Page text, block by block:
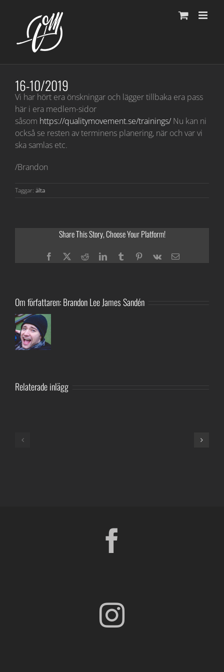
innehållet
16-10/2019
Vi har hört era önskningar och lägger tillbaka era pass
här i era medlem-sidor
såsom https://qualitymovement.se/trainings/ Nu kan ni
också se resten av terminens planering, när och var vi
ska samlas etc.
/Brandon
Taggar: älta
Share This Story, Choose Your Platform!
Facebook
TwitterRedditLinkedInTumblrPinterest
Vk
E-
Om författaren:Brandon Lee James Sandén
Relaterade inlägg